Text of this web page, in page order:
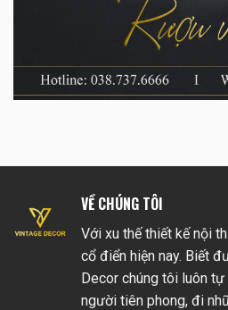
VỀ CHÚNG TÔI
Với xu thế thiết kế nội
cổ điển hiện nay. Biết
Decor chúng tôi luôn
người tiên phong, đi